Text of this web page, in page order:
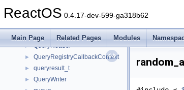
ReactOS 0.4.17-dev-599-ga318b62
Main Page Related Pages Modules
► query_reg_values_test
► QUERYNAMESPACEINFO
► QueryReader
► QueryRegistryCallbackContext
► queryresult_t
► QueryWriter